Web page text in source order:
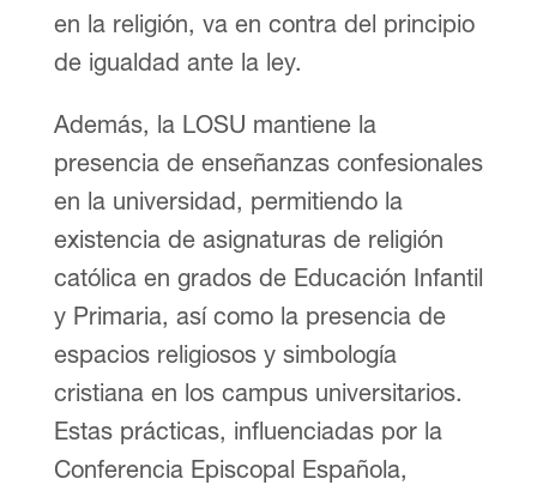
en la religión, va en contra del principio
de igualdad ante la ley.
Además, la LOSU mantiene la
presencia de enseñanzas confesionales
en la universidad, permitiendo la
existencia de asignaturas de religión
católica en grados de Educación Infantil
y Primaria, así como la presencia de
espacios religiosos y simbología
cristiana en los campus universitarios.
Estas prácticas, influenciadas por la
Conferencia Episcopal Española,